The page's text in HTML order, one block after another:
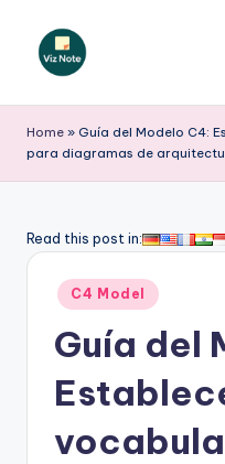
Saltar
iz
N
t
Home » Guía del Modelo C4:
para diagramas de
Read this post in:
Publicado
en
C4 Model
Guía del